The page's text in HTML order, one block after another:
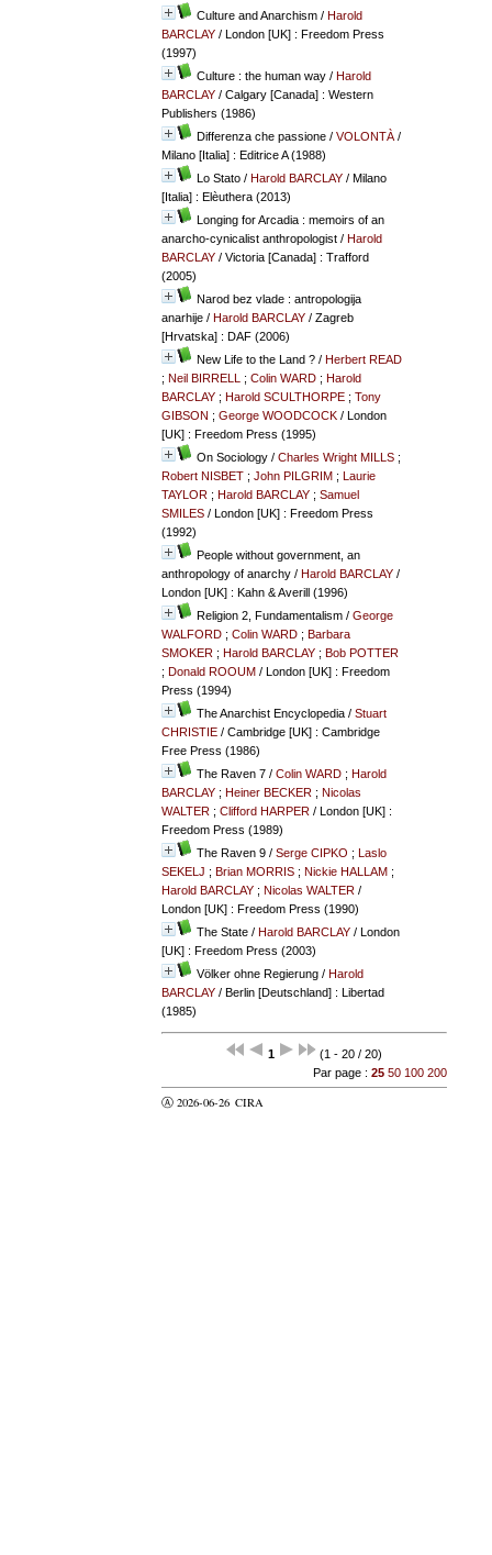
Culture and Anarchism/ Harold
BARCLAY/ London [UK] : Freedom Press
(1997)
Culture : the human way/ Harold
BARCLAY/ Calgary [Canada] : Western
Publishers (1986)
Differenza che passione/ VOLONTÀ/
Milano [Italia] : Editrice A (1988)
Lo Stato/ Harold BARCLAY/ Milano
[Italia] : Elèuthera (2013)
Longing for Arcadia : memoirs of an
anarcho-cynicalist anthropologist/ Harold
BARCLAY/ Victoria [Canada] : Trafford
(2005)
Narod bez vlade : antropologija
anarhije/ Harold BARCLAY/ Zagreb
[Hrvatska] : DAF (2006)
New Life to the Land ?/ Herbert READ
; Neil BIRRELL ; Colin WARD; Harold
BARCLAY; Harold SCULTHORPE; Tony
GIBSON ; George WOODCOCK/ London
[UK] : Freedom Press (1995)
On Sociology/ Charles Wright MILLS;
Robert NISBET; John PILGRIM; Laurie
TAYLOR; Harold BARCLAY; Samuel
SMILES/ London [UK] : Freedom Press
(1992)
People without government, an
anthropology of anarchy/ Harold BARCLAY/
London [UK] : Kahn & Averill (1996)
Religion 2, Fundamentalism/ George
WALFORD; Colin WARD; Barbara
SMOKER; Harold BARCLAY; Bob POTTER
; Donald ROOUM/ London [UK] : Freedom
Press (1994)
The Anarchist Encyclopedia/ Stuart
CHRISTIE/ Cambridge [UK] : Cambridge
Free Press (1986)
The Raven 7/ Colin WARD; Harold
BARCLAY; Heiner BECKER; Nicolas
WALTER; Clifford HARPER/ London [UK] :
Freedom Press (1989)
The Raven 9/ Serge CIPKO ; Laslo
SEKELJ ; Brian MORRIS; Nickie HALLAM;
Harold BARCLAY; Nicolas WALTER/
London [UK] : Freedom Press (1990)
The State/ Harold BARCLAY/ London
[UK] : Freedom Press (2003)
Völker ohne Regierung/ Harold
BARCLAY/ Berlin [Deutschland] : Libertad
(1985)
1
(1 - 20 / 20)
Par page : 25 50 100 200
Ⓐ 2026-06-26 CIRA